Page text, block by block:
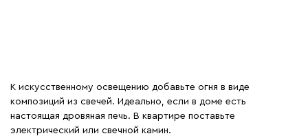
К искусственному освещению добавьте огня в виде
композиций из свечей. Идеально, если в доме есть
настоящая дровяная печь. В квартире поставьте
электрический или свечной камин.